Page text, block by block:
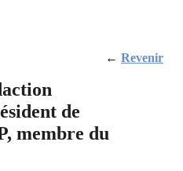
← Revenir
de
membre du